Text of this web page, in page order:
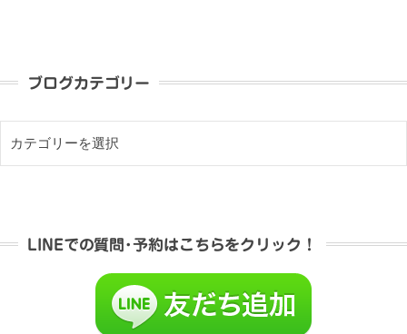
ブログカテゴリー
LINEでの質問･予約はこちらをクリック！